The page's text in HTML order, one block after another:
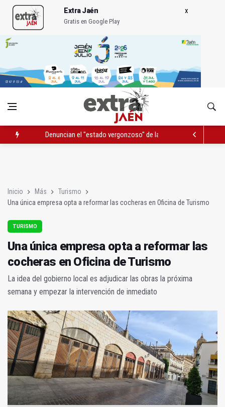
Extra Jaén
Gratis en Google Play
Denuncian el "estado vergonzoso" de la JV-3266 en Hinojares
Inicio Más
Turismo
Una única empresa opta a reformar las cocheras en Oficina de Turismo
TURISMO
Una única empresa opta a reformar las
cocheras en Oficina de Turismo
La idea del gobierno local es adjudicar las obras la próxima
semana y empezar la intervención de inmediato